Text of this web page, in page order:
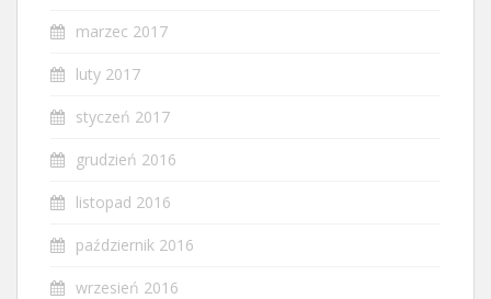
marzec 2017
luty 2017
styczeń 2017
grudzień 2016
listopad 2016
październik 2016
wrzesień 2016